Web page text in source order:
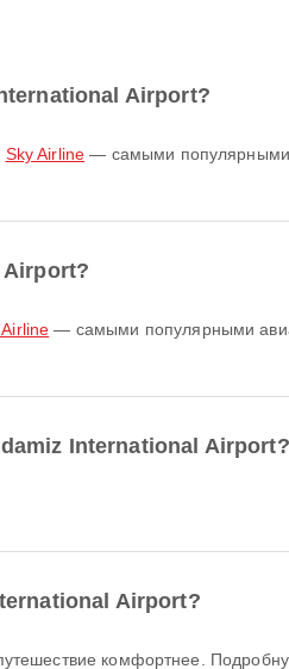
Airport?
Sky Airline — самыми
Airport?
— самыми популярными
International Airport?
Airport?